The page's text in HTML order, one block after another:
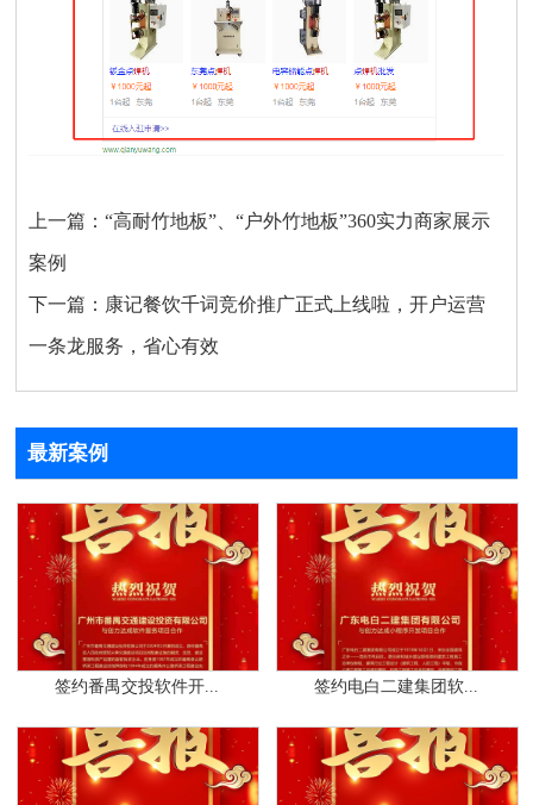
上一篇：“高耐竹地板”、“户外竹地板”360实力商家展示
案例
下一篇： 康记餐饮千词竞价推广正式上线啦，开户运营
一条龙服务，省心有效
最新案例
签约番禺交投软件开... 签约电白二建集团软...